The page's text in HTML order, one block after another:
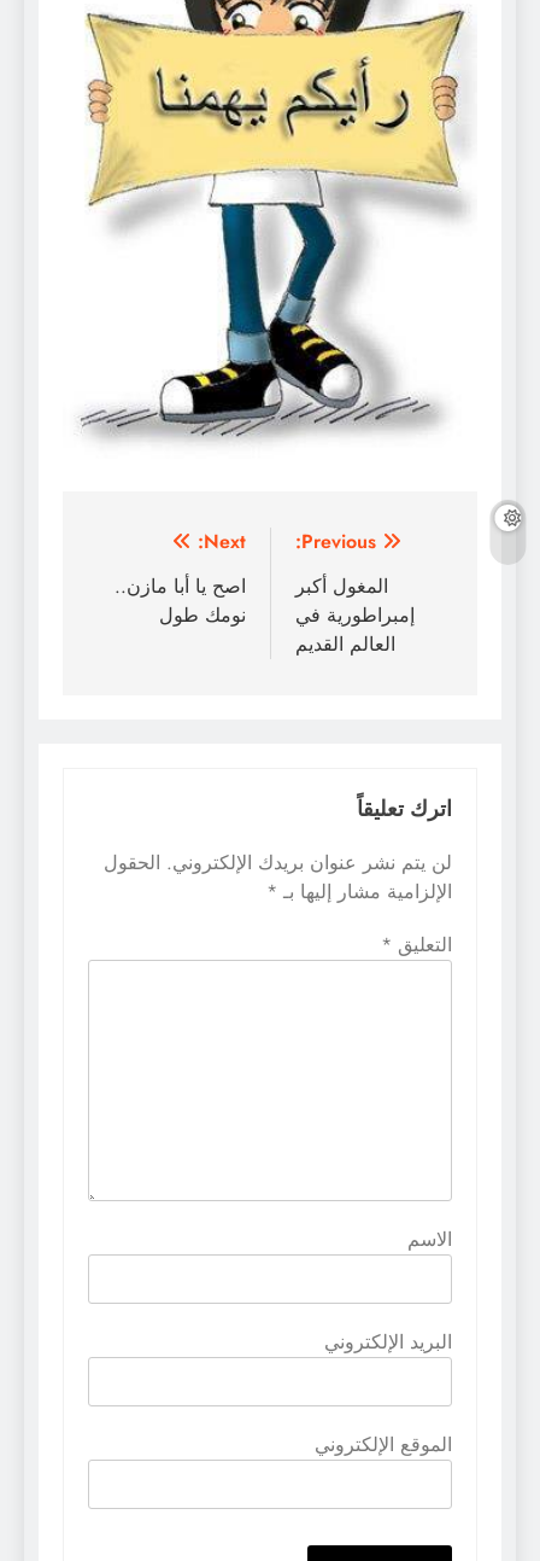
تصفّح
المقالات
Previous:
المغول أكبر
إمبراطورية في
العالم القديم
Next:
اصح يا أبا مازن..
نومك طول
اترك تعليقاً
لن يتم نشر عنوان بريدك الإلكتروني. الحقول
الإلزامية مشار إليها بـ *
التعليق *
الاسم
البريد الإلكتروني
الموقع الإلكتروني